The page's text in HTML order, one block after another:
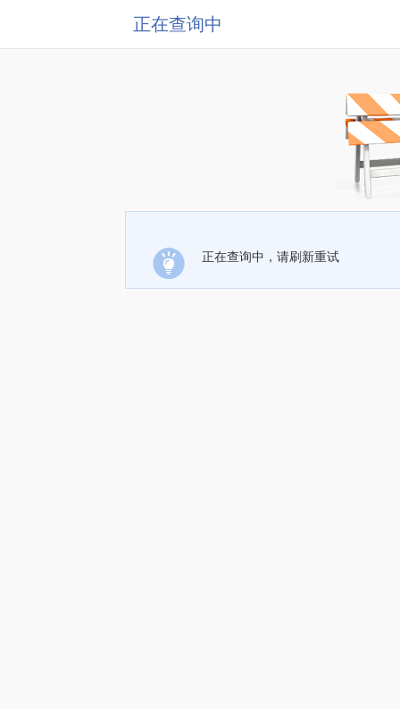
正在查询中
正在查询中，请刷新重试